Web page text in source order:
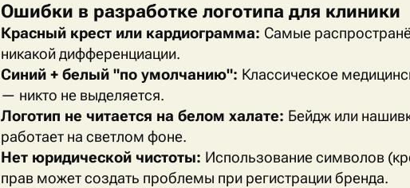
Ошибки в разработке логотипа для клиники
Красный крест или кардиограмма: Самые
никакой дифференциации.
Синий + белый "по умолчанию": Классическое
— никто не выделяется.
Логотип не читается на белом халате: Бейдж или
работает на светлом фоне.
Нет юридической чистоты: Использование символов
прав может создать проблемы при регистрации бренда.